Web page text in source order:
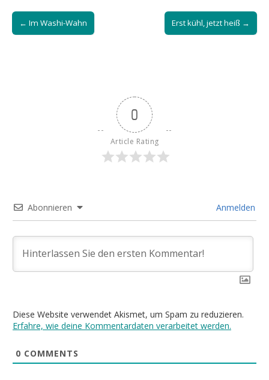
Post
navigation
← Im Washi-Wahn Erst kühl, jetzt heiß →
0
Article Rating
Abonnieren Anmelden
Diese Website verwendet Akismet, um Spam zu reduzieren.
Erfahre, wie deine Kommentardaten verarbeitet werden.
0 COMMENTS